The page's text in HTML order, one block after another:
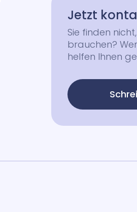
Jetzt
Sie finden
brauchen?
helfen Ihnen